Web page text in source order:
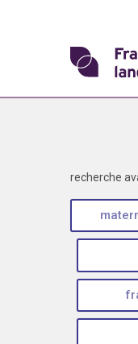
le
seconde
filterrecherche